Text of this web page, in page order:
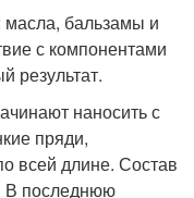
бальзамы и
с компонентами
результат.
наносить с
пряди,
всей длине. Состав
В последнюю